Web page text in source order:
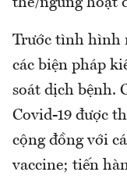
thể/ngừng hoạt
Trước tình hình
các biện pháp
soát dịch bệnh.
Covid-19 được
cộng đồng với
vaccine; tiến